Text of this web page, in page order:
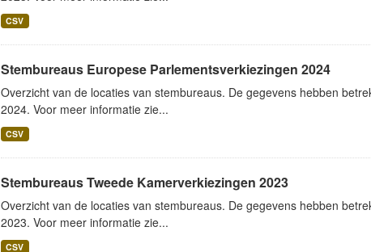
CSV
Stembureaus Europese Parlementsverkiezingen 2024
Overzicht van de locaties van stembureaus. De gegevens hebben
2024. Voor meer informatie zie...
CSV
Stembureaus Tweede Kamerverkiezingen 2023
Overzicht van de locaties van stembureaus. De gegevens hebben
2023. Voor meer informatie zie...
CSV